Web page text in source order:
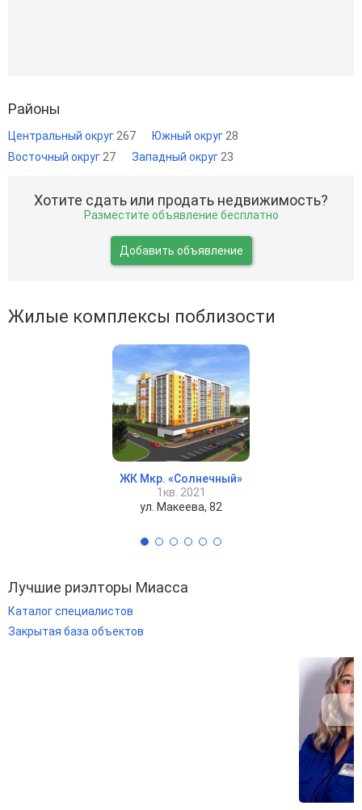
Районы
Центральный округ 267 Южный округ 28
Восточный округ 27 Западный округ 23
Хотите сдать или продать недвижимость?
Разместите объявление бесплатно
Добавить объявление
Жилые комплексы поблизости
ЖК Мкр. «Солнечный»
1кв. 2021
ул. Макеева, 82
Лучшие риэлторы Миасса
Каталог специалистов
Закрытая база объектов